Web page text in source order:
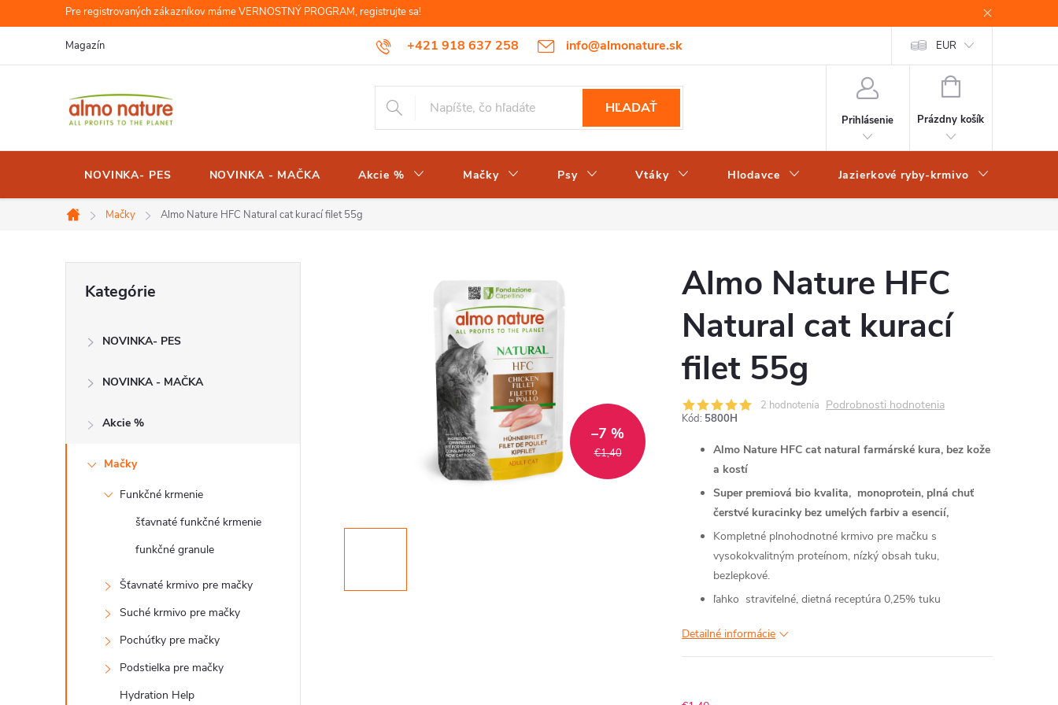
na
Pre registrovaných zákazníkov máme VERNOSTNÝ PROGRAM, registrujte sa!
+421 918 637 258 info@almonature.sk
Magazín EUR
HĽADAŤ
Prihlásenie
NÁKUPNÝ
Prázdny košík
NOVINKA- PES NOVINKA - MAČKA Akcie % Mačky Psy Vtáky Hlodavce Jazierkové ryby-krmivo
Domov
Mačky Almo Nature HFC Natural cat kurací filet 55g
ý
kategórie
Kategórie
NOVINKA- PES
NOVINKA - MAČKA
Akcie %
Mačky
Funkčné krmenie
šťavnaté funkčné krmenie
funkčné granule
Šťavnaté krmivo pre mačky
Suché krmivo pre mačky
Pochúťky pre mačky
Podstielka pre mačky
Hydration Help
€1,40
–7 %
Almo Nature HFC
Natural cat kurací
filet 55g
2 hodnotenia Podrobnosti hodnotenia
Kód: 5800H
Almo Nature HFC cat natural farmárské kura, bez kože
a kostí
Super premiová bio kvalita, monoprotein, plná chuť
čerstvé kuracinky bez umelých farbiv a esencií,
Kompletné plnohodnotné krmivo pre mačku s
vysokokvalitným proteínom, nízký obsah tuku,
bezlepkové.
ľahko straviťelné, dietná receptúra 0,25% tuku
Detailné informácie